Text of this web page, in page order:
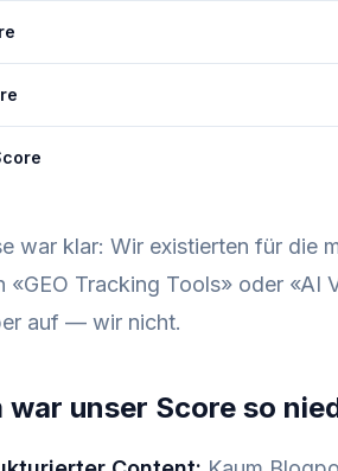
war klar: Wir existierten für die
«GEO Tracking Tools» oder
auf — wir nicht.
war unser Score so